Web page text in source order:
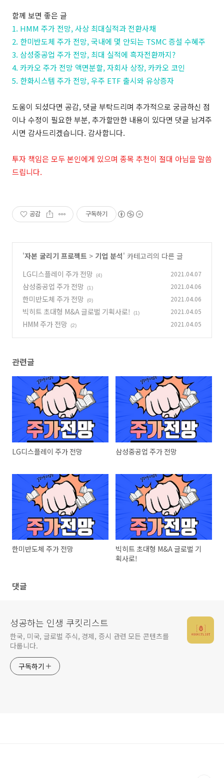
함께 보면 좋은 글
1. HMM 주가 전망, 사상 최대실적과 전환사채
2. 한미반도체 주가 전망, 국내에 몇 안되는 TSMC 증설 수혜주
3. 삼성중공업 주가 전망, 최대 실적에 흑자전환까지?
4. 카카오 주가 전망 액면분할, 자회사 상장, 카카오 코인
5. 한화시스템 주가 전망, 우주 ETF 출시와 유상증자
도움이 되셨다면 공감, 댓글 부탁드리며 추가적으로 궁금하신 점
이나 수정이 필요한 부분, 추가할만한 내용이 있다면 댓글 남겨주
시면 감사드리겠습니다. 감사합니다.
투자 책임은 모두 본인에게 있으며 종목 추천이 절대 아님을 말씀
드립니다.
공감 구독하기
'자본 굴리기 프로젝트 > 기업 분석' 카테고리의 다른 글
LG디스플레이 주가 전망
(4) 2021.04.07
삼성중공업 주가 전망 (1) 2021.04.06
한미반도체 주가 전망 (0) 2021.04.06
빅히트 초대형 M&A 글로벌 기획사로! (1) 2021.04.05
HMM 주가 전망 (2) 2021.04.05
관련글
LG디스플레이 주가 전망 삼성중공업 주가 전망
한미반도체 주가 전망
빅히트 초대형 M&A 글로벌 기
획사로!
댓글
성공하는 인생 쿠킷리스트
한국, 미국, 글로벌 주식, 경제, 증시 관련 모든 콘텐츠를
다룹니다.
구독하기